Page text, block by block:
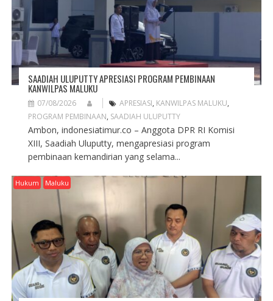
SAADIAH ULUPUTTY APRESIASI PROGRAM PEMBINAAN
KANWILPAS MALUKU
07/08/2026 APRESIASI, KANWILPAS MALUKU,
PROGRAM PEMBINAAN, SAADIAH ULUPUTTY
Ambon, indonesiatimur.co – Anggota DPR RI Komisi
XIII, Saadiah Uluputty, mengapresiasi program
pembinaan kemandirian yang selama...
Hukum Maluku